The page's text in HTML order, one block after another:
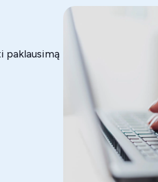
paklausimą